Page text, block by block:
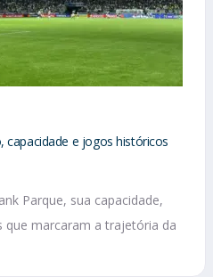
capacidade e jogos históricos
Parque, sua capacidade,
marcaram a trajetória da